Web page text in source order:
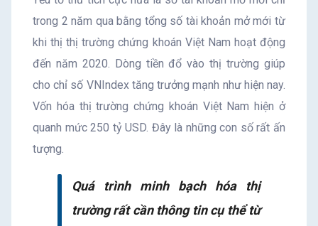
trong 2 năm qua bằng tổng số tài khoản mở mới từ
khi thị thị trường chứng khoán Việt Nam hoạt động
đến năm 2020. Dòng tiền đổ vào thị trường giúp
cho chỉ số VNIndex tăng trưởng mạnh như hiện nay.
Vốn hóa thị trường chứng khoán Việt Nam hiện ở
quanh mức 250 tỷ USD. Đây là những con số rất ấn
tượng.
Quá trình minh bạch hóa thị
trường rất cần thông tin cụ thể từ